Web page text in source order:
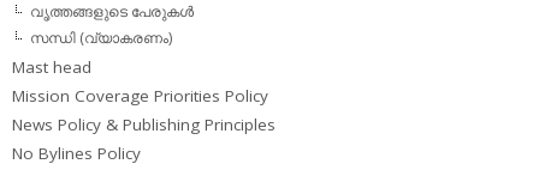
വൃത്തങ്ങളുടെ പേരുകള്‍
സന്ധി (വ്യാകരണം)
Mast head
Mission Coverage Priorities Policy
News Policy & Publishing Principles
No Bylines Policy